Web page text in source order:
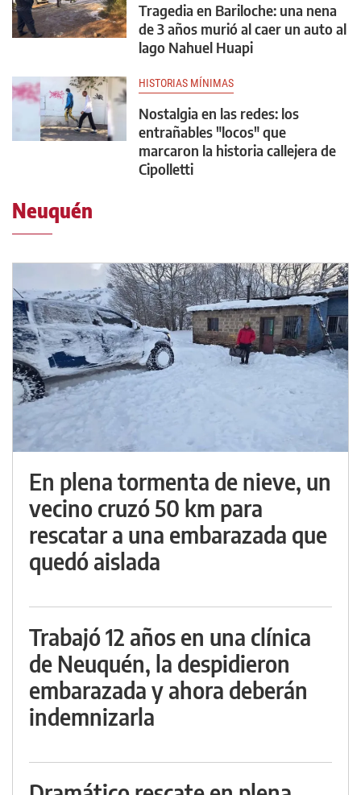
Tragedia en Bariloche: una nena
de 3 años murió al caer un auto al
lago Nahuel Huapi
HISTORIAS MÍNIMAS
Nostalgia en las redes: los
entrañables "locos" que
marcaron la historia callejera de
Cipolletti
Neuquén
En plena tormenta de nieve, un
vecino cruzó 50 km para
rescatar a una embarazada que
quedó aislada
Trabajó 12 años en una clínica
de Neuquén, la despidieron
embarazada y ahora deberán
indemnizarla